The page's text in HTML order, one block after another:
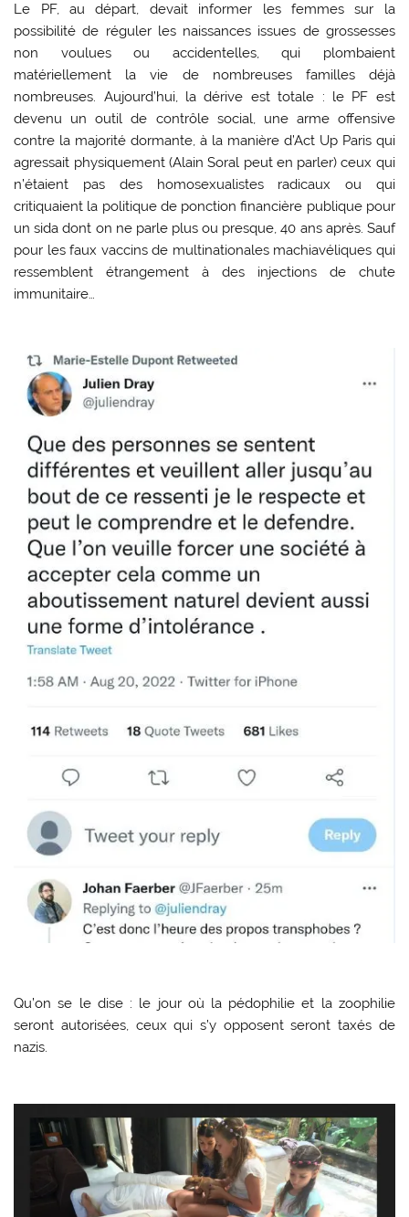
Le PF, au départ, devait informer les femmes sur la
possibilité de réguler les naissances issues de grossesses
non voulues ou accidentelles, qui plombaient
matériellement la vie de nombreuses familles déjà
nombreuses. Aujourd’hui, la dérive est totale : le PF est
devenu un outil de contrôle social, une arme offensive
contre la majorité dormante, à la manière d’Act Up Paris qui
agressait physiquement (Alain Soral peut en parler) ceux qui
n’étaient pas des homosexualistes radicaux ou qui
critiquaient la politique de ponction financière publique pour
un sida dont on ne parle plus ou presque, 40 ans après. Sauf
pour les faux vaccins de multinationales machiavéliques qui
ressemblent étrangement à des injections de chute
immunitaire…
Qu’on se le dise : le jour où la pédophilie et la zoophilie
seront autorisées, ceux qui s’y opposent seront taxés de
nazis.